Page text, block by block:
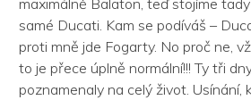
maximálně Balaton, teď stojíme
samé Ducati. Kam se podíváš –
proti mně jde Fogarty. No proč ne,
to je přece úplně normální!!! Ty tři
poznamenaly na celý život. Usínání,